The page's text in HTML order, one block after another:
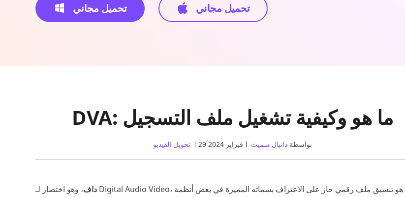
تحميل مجاني تحميل مجاني
DVA: ما هو وكيفية تشغيل ملف التسجيل
بواسطةدانيال سميث 29 فبراير 2024 تحويل الفيديو
داف، وهو اختصار لـ Digital Audio Video، هو تنسيق ملف رقمي حاز على الاعتراف بسماته المميزة في بعض أنظمة DVR.